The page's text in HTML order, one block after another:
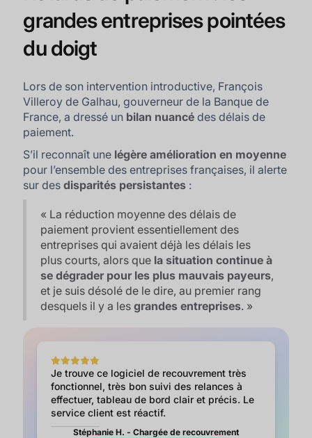
grandes entreprises pointées
du doigt
Lors de son intervention introductive, François
Villeroy de Galhau, gouverneur de la Banque de
France, a dressé un bilan nuancé des délais de
paiement.
S’il reconnaît une légère amélioration en moyenne
pour l’ensemble des entreprises françaises, il alerte
sur desdisparités persistantes :
« La réduction moyenne des délais de
paiement provient essentiellement des
entreprises qui avaient déjà les délais les
plus courts, alors que la situation continue à
se dégrader pour les plus mauvais payeurs,
et je suis désolé de le dire, au premier rang
desquels il y a lesgrandes entreprises. »
Je trouve ce logiciel de recouvrement très
fonctionnel, très bon suivi des relances à
effectuer, tableau de bord clair et précis. Le
service client est réactif.
Stéphanie H. - Chargée de recouvrement